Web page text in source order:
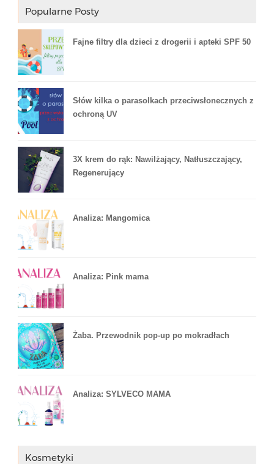
Popularne Posty
Fajne filtry dla dzieci z drogerii i apteki SPF 50
Słów kilka o parasolkach przeciwsłonecznych z
ochroną UV
3X krem do rąk: Nawilżający, Natłuszczający,
Regenerujący
Analiza: Mangomica
Analiza: Pink mama
Żaba. Przewodnik pop-up po mokradłach
Analiza: SYLVECO MAMA
Kosmetyki